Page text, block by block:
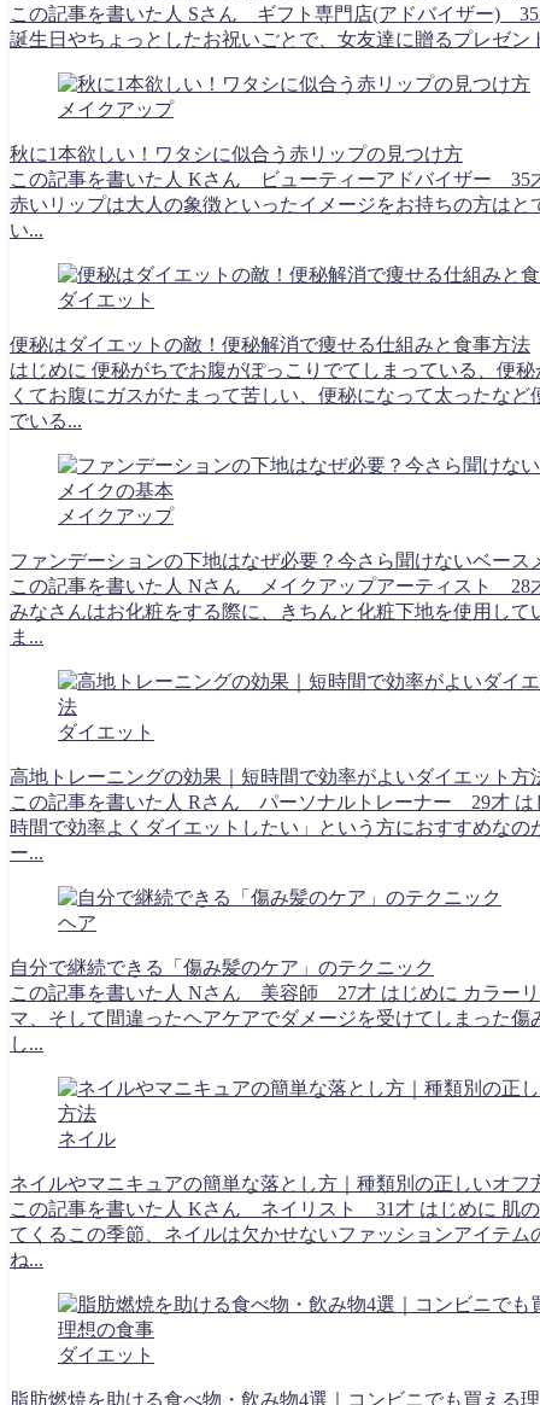
この記事を書いた人 Sさん ギフト専門店(アドバイザー)
誕生日やちょっとしたお祝いごとで、女友達に贈るプレゼン
メイクアップ
秋に1本欲しい！ワタシに似合う赤リップの見つけ方
この記事を書いた人 Kさん ビューティーアドバイザー 35
赤いリップは大人の象徴といったイメージをお持ちの方はと
い...
ダイエット
便秘はダイエットの敵！便秘解消で痩せる仕組みと食事方法
はじめに 便秘がちでお腹がぽっこりでてしまっている、便
くてお腹にガスがたまって苦しい、便秘になって太ったなど
でいる...
メイクアップ
ファンデーションの下地はなぜ必要？今さら聞けないベース
この記事を書いた人 Nさん メイクアップアーティスト 28
みなさんはお化粧をする際に、きちんと化粧下地を使用して
ま...
ダイエット
高地トレーニングの効果｜短時間で効率がよいダイエット方
この記事を書いた人 Rさん パーソナルトレーナー 29才 は
時間で効率よくダイエットしたい」という方におすすめなの
ー...
ヘア
自分で継続できる「傷み髪のケア」のテクニック
この記事を書いた人 Nさん 美容師 27才 はじめに カラー
マ、そして間違ったヘアケアでダメージを受けてしまった傷
し...
ネイル
ネイルやマニキュアの簡単な落とし方｜種類別の正しいオフ
この記事を書いた人 Kさん ネイリスト 31才 はじめに 肌
てくるこの季節、ネイルは欠かせないファッションアイテム
ね...
ダイエット
脂肪燃焼を助ける食べ物・飲み物4選｜コンビニでも買える